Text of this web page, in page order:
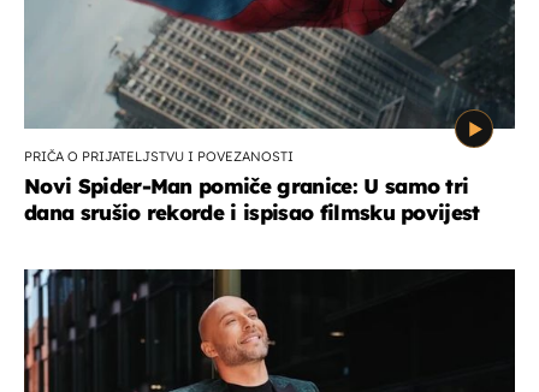
PRIČA O PRIJATELJSTVU I POVEZANOSTI
Novi Spider-Man pomiče granice: U samo tri
dana srušio rekorde i ispisao filmsku povijest